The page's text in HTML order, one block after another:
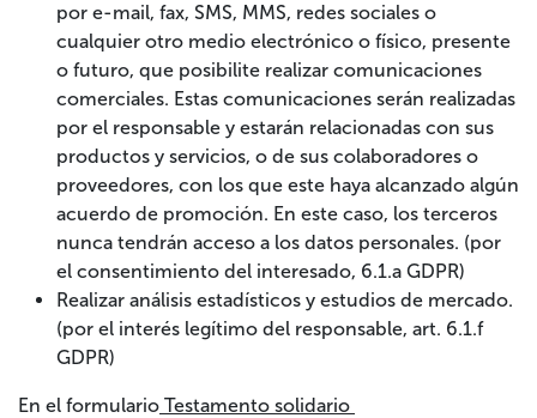
por e-mail, fax, SMS, MMS, redes sociales o
cualquier otro medio electrónico o físico, presente
o futuro, que posibilite realizar comunicaciones
comerciales. Estas comunicaciones serán realizadas
por el responsable y estarán relacionadas con sus
productos y servicios, o de sus colaboradores o
proveedores, con los que este haya alcanzado algún
acuerdo de promoción. En este caso, los terceros
nunca tendrán acceso a los datos personales. (por
el consentimiento del interesado, 6.1.a GDPR)
Realizar análisis estadísticos y estudios de mercado.
(por el interés legítimo del responsable, art. 6.1.f
GDPR)
En el formulario Testamento solidario